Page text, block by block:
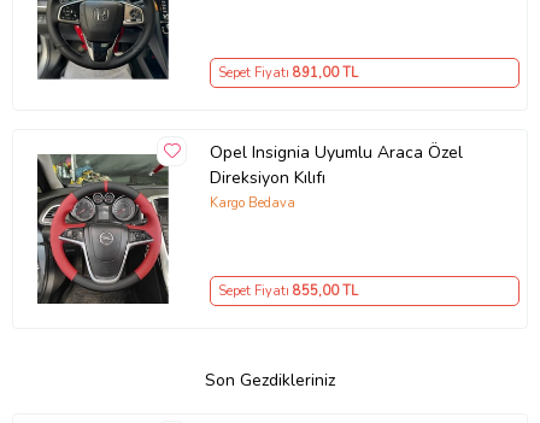
Sepet Fiyatı 891,00 TL
Opel Insignia Uyumlu Araca Özel
Direksiyon Kılıfı
Kargo Bedava
Sepet Fiyatı 855,00 TL
Son Gezdikleriniz